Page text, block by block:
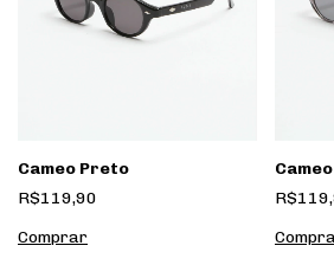
Cameo Preto
R$119,90